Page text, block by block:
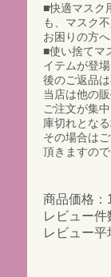
■快適マスク
も、マスク
お困りの方へ
■使い捨てマ
イテムが登
後のご返品
当店は他の
ご注文が集
庫切れとな
その場合は
頂きますの
商品価格：
レビュー件
レビュー平